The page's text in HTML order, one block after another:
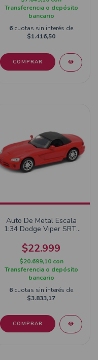
Transferencia o depósito
bancario
6 cuotas sin interés de
$1.416,50
Auto De Metal Escala
1:34 Dodge Viper SRT-
$22.999
$20.699,10 con
Transferencia o depósito
bancario
6 cuotas sin interés de
$3.833,17